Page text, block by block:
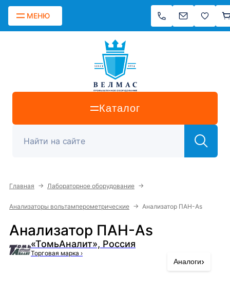
МЕНЮ
Каталог
Главная → Лабораторное оборудование →
Анализаторы вольтамперометрические → Анализатор ПАН-As
Анализатор ПАН-As
«ТомьАналит», Россия
Торговая марка ›
Аналоги›